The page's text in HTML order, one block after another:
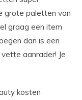
grote paletten van
graag een item
dan is een
aanrader! Je
kosten